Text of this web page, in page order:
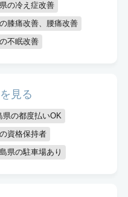
の冷え症改善
膝痛改善、腰痛改善
不眠改善
見る
県の都度払いOK
資格保持者
県の駐車場あり